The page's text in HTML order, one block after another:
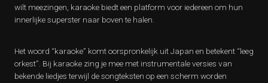
wilt meezingen, karaoke biedt een platform voor iedereen om hun
innerlijke superster naar boven te halen.
Het woord “karaoke” komt oorspronkelijk uit Japan en betekent “leeg
orkest”. Bij karaoke zing je mee met instrumentale versies van
bekende liedjes terwijl de songteksten op een scherm worden